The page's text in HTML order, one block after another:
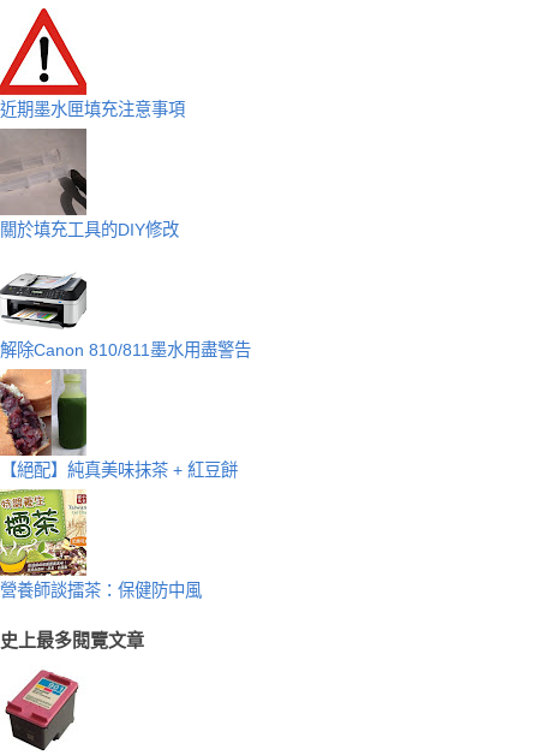
近期墨水匣填充注意事項
關於填充工具的DIY修改
解除Canon 810/811墨水用盡警告
【絕配】純真美味抹茶 + 紅豆餅
營養師談擂茶：保健防中風
史上最多閱覽文章